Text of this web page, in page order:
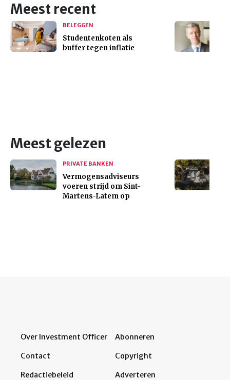
Meest recent
BELEGGEN
Studentenkoten als
buffer tegen inflatie
Meest gelezen
PRIVATE BANKEN
Vermogensadviseurs
voeren strijd om Sint-
Martens-Latem op
Over Investment Officer
Contact
Redactiebeleid
Abonneren
Copyright
Adverteren